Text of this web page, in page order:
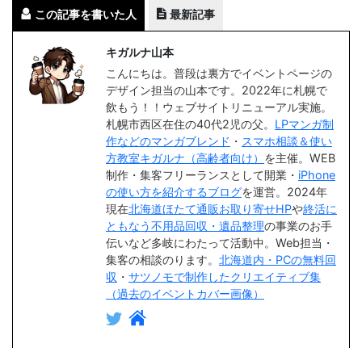
この記事を書いた人 最新記事
キガルナ山本
こんにちは。普段は裏方でイベントページの
デザイン担当の山本です。2022年に札幌で
飲もう！！ウェブサイトリニューアル実施。
札幌市西区在住の40代2児の父。 LPマンガ制
作などのマンガブレンド ・ スマホ相談＆使い
方教室キガルナ（高齢者向け） を主催。WEB
制作・集客フリーランスとして開業・ iPhone
の使い方を紹介するブログを運営。2024年
現在北海道ほたて通販お取り寄せHPや終活に
ともなう不用品回収・遺品整理の事業のお手
伝いなど多岐にわたって活動中。Web担当・
集客の相談のります。 北海道内・PCの無料回
収 ・ サツノモで制作したクリエイティブ集
（過去のイベントカバー画像）